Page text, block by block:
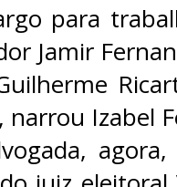
para
Jamir
narrou Izabel